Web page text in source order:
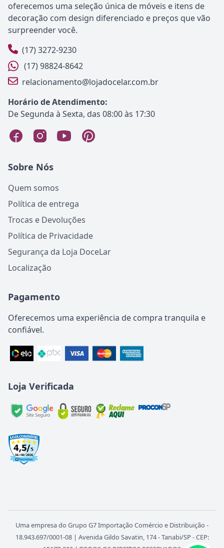
oferecemos uma seleção única de móveis e itens de
decoração com design diferenciado e preços que vão
surpreender você.
(17) 3272-9230
(17) 98824-8642
relacionamento@lojadocelar.com.br
Horário de Atendimento:
De Segunda à Sexta, das 08:00 às 17:30
Sobre Nós
Quem somos
Política de entrega
Trocas e Devoluções
Política de Privacidade
Segurança da Loja DoceLar
Localização
Pagamento
Oferecemos uma experiência de compra tranquila e
confiável.
Loja Verificada
Uma empresa do Grupo G7 Importação Comércio e Distribuição -
18.943.697/0001-08 | Avenida Gildo Savatin, 174 - Tanabi/SP - CEP: